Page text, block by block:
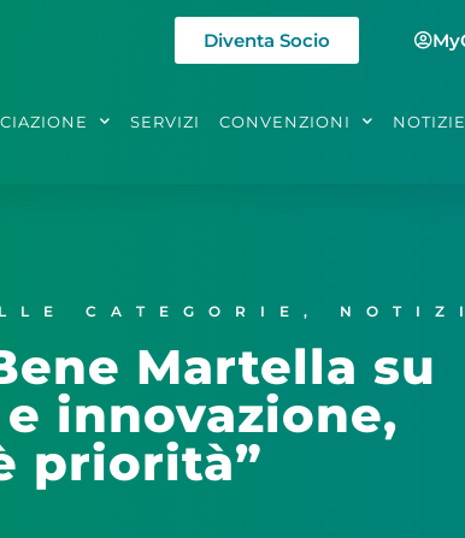
Diventa Socio
SERVIZI CONVENZIONI NOTIZIE
CATEGORIE ,
Martella su
innovazione,
priorità”